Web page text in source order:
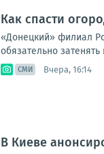
Как спасти
«Донецкий» филиал
обязательно
СМИ Вчера, 16:14
В Киеве